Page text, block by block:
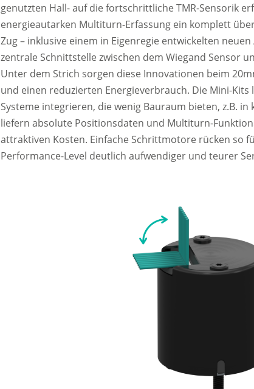
genutzten Hall- auf die fortschrittliche TMR-Sensorik
energieautarken Multiturn-Erfassung ein komplett
Zug – inklusive einem in Eigenregie entwickelten
zentrale Schnittstelle zwischen dem Wiegand Sensor
Unter dem Strich sorgen diese Innovationen beim
und einen reduzierten Energieverbrauch. Die Mini-Kits
Systeme integrieren, die wenig Bauraum bieten, z.B. in
liefern absolute Positionsdaten und Multiturn-
attraktiven Kosten. Einfache Schrittmotore rücken so
Performance-Level deutlich aufwendiger und teurer